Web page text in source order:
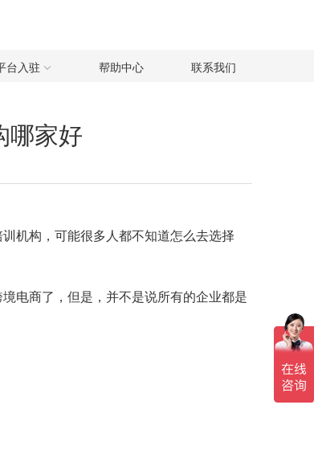
台入驻 帮助中心 联系我们
哪家好
机构，可能很多人都不知道怎么去选择
电商了，但是，并不是说所有的企业都是